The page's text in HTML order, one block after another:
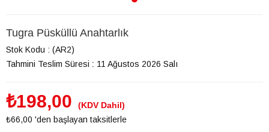
Tugra Püsküllü Anahtarlık
Stok Kodu
(AR2)
Tahmini Teslim Süresi : 11 Ağustos 2026 Salı
₺198,00
(KDV Dahil)
₺66,00 'den başlayan taksitlerle